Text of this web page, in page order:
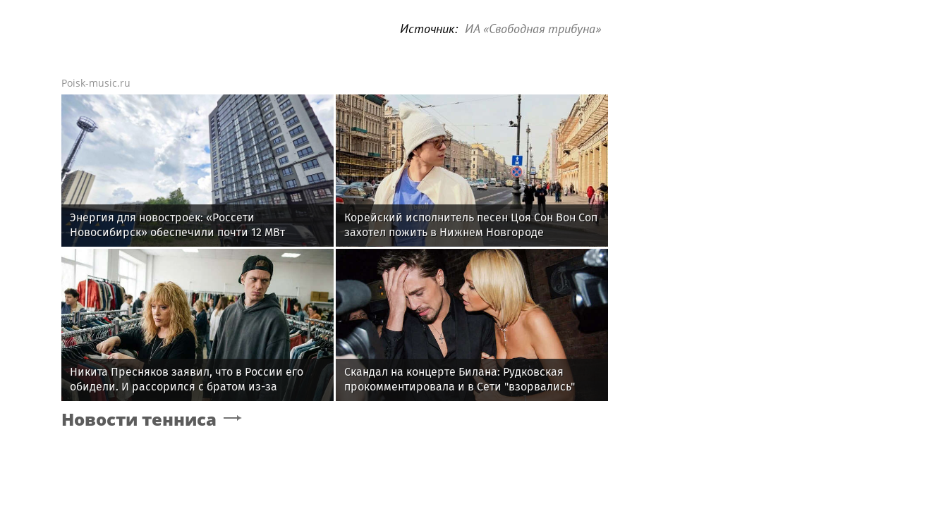
Источник: ИА «Свободная трибуна»
Poisk-music.ru
Энергия для новостроек: «Россети
Новосибирск» обеспечили почти 12 МВт
мощности для новых жилых кварталов
Корейский исполнитель песен Цоя Сон Вон Соп
захотел пожить в Нижнем Новгороде
Никита Пресняков заявил, что в России его
обидели. И рассорился с братом из-за
политики
Скандал на концерте Билана: Рудковская
прокомментировала и в Сети "взорвались"
Новости тенниса